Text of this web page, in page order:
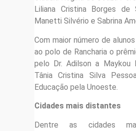
Liliana Cristina Borges de
Manetti Silvério e Sabrina
Com maior número de
ao polo de Rancharia o
pelo Dr. Adilson a Maykou
Tânia Cristina Silva
Educação pela Unoeste.
Cidades mais distantes
Dentre as cidades